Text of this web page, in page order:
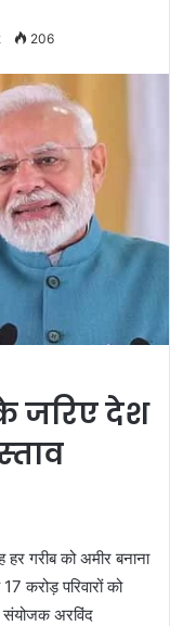
206
जरिए देश
गरीब को अमीर बनाना
करोड़ परिवारों को
संयोजक अरविंद